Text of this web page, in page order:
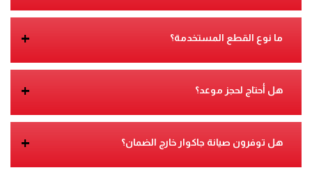
+ ما نوع القطع المستخدمة؟
+ هل أحتاج لحجز موعد؟
+ هل توفرون صيانة جاكوار خارج الضمان؟